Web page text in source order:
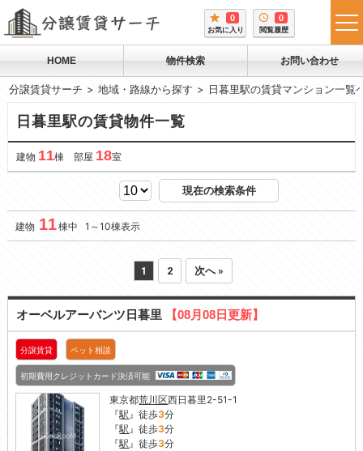
0
お気に入り
0
閲覧履歴
HOME 物件検索 お問い合わせ
分譲賃貸サーチ 地域・路線から探す 日暮里駅の賃貸マンション一覧
日暮里駅の賃貸物件一覧
建物 11棟 部屋 18室
現在の検索条件
建物 11棟中 1～10棟表示
1 2 次へ »
オーベルアーバンツ日暮里 【08月08日更新】
分譲賃貸 ペット相談
初期費用クレジットカード決済可能
東京都荒川区西日暮里2-51-1
『駅』徒歩3分
『駅』徒歩3分
『駅』徒歩3分